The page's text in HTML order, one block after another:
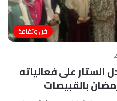
فن وثقافة
على فعالياته
بالقبيصات